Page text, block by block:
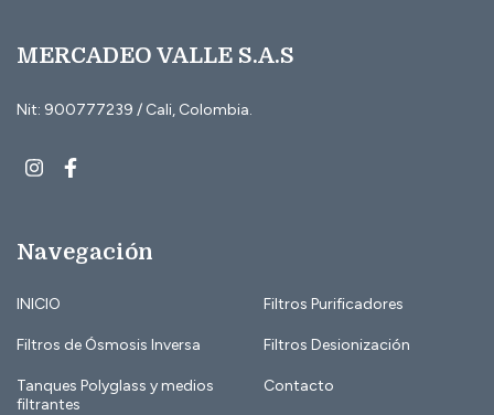
MERCADEO VALLE S.A.S
Nit: 900777239 / Cali, Colombia.
Navegación
INICIO Filtros Purificadores
Filtros de Ósmosis Inversa Filtros Desionización
Tanques Polyglass y medios
filtrantes
Contacto